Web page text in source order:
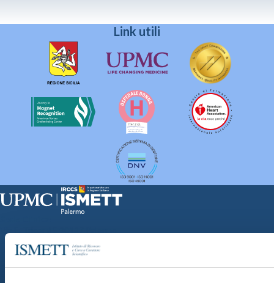
Link utili
Via Discesa dei Giudici 4 90133 Palermo